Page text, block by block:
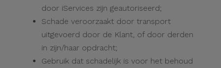
door iServices zijn geautoriseerd;
Schade veroorzaakt door transport
uitgevoerd door de Klant, of door derden
in zijn/haar opdracht;
Gebruik dat schadelijk is voor het behoud